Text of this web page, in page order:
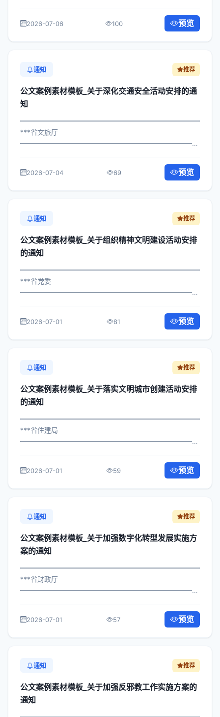
各直属机构： 为深入贯彻落实习近...
2026-07-06 100 预览
通知 推荐
公文案例素材模板_关于深化交通安全活动安排的通
知
***省文旅厅
直属机构： 为深入贯彻落实习近平总书...
2026-07-04 69 预览
通知 推荐
公文案例素材模板_关于组织精神文明建设活动安排
的通知
***省党委
门、各直属机构： 为深入贯彻落实习近平总...
2026-07-01 81 预览
通知 推荐
公文案例素材模板_关于落实文明城市创建活动安排
的通知
***省住建局
门、各直属机构： 为深入贯彻落实习近平...
2026-07-01 59 预览
通知 推荐
公文案例素材模板_关于加强数字化转型发展实施方
案的通知
***省财政厅
门、各直属机构： 为深入贯彻落实习近平...
2026-07-01 57 预览
通知 推荐
公文案例素材模板_关于加强反邪教工作实施方案的
通知